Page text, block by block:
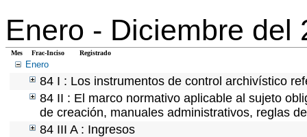
Enero - Diciembre del
Mes Frac-Inciso Registrado
Enero
84 I : Los instrumentos de control archivístico
84 II : El marco normativo aplicable al sujeto
de creación, manuales administrativos, reglas
84 III A : Ingresos